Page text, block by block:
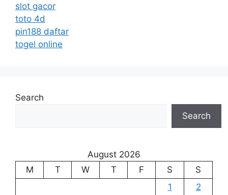
slot gacor
toto 4d
pin188 daftar
togel online
Search
Search
August 2026
M
T W T F S
S
1
2